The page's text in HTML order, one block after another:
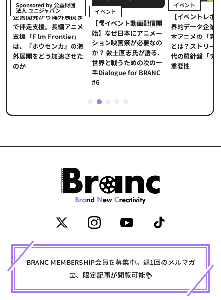
Sponsored by 公益財団
法人 ユニジャパン
企画開発から海外展開ま
で伴走支援。長編アニメ
支援「Film Frontier」
は、『ホウセンカ』の海
外展開をどう加速させた
のか
イベント
【🎥イベント動画配信開
始】なぜ日本にアニメー
ション映画祭が必要なの
か？ 数土直志氏が語る、
世界と戦うための次の一
手Dialogue for BRANC
#6
イベント
【イベントレポ
界的データ企業
本アニメの「真
とは？ストリー
代の羅針盤「デ
重要性
2
BRANC MEMBERSHIP会員を募集中。週1回のメルマガ
📧、限定記事が閲覧可能📚